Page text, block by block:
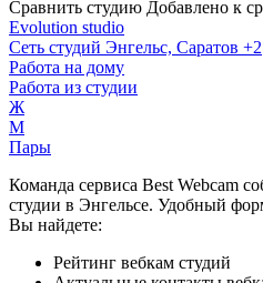
Сравнить студию Добавлено к
Evolution studio
Сеть студий Энгельс, Саратов +2
Работа на дому
Работа из студии
Ж
М
Пары
Команда сервиса Best Webcam
студии в Энгельсе. Удобный
Вы найдете:
Рейтинг вебкам студий